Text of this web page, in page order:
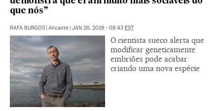
que nós”
RAFA BURGOS | Alicante | JAN 26, 2019 - 08:43 EST
O cientista sueco alerta que
modificar geneticamente
embriões pode acabar
criando uma nova espécie